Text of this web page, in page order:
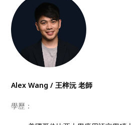
Alex Wang / 王梓沅 老師
學歷：